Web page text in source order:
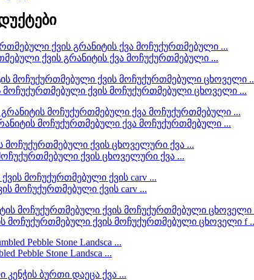
ქვის გრანიტის ქვა მოჩუქურთმებული ...
მოჩუქურთმებული ქვის მოჩუქურთმებული ცხოველი ...
მოჩუქურთმებული ქვა მოჩუქურთმებული ...
ქვის ცხოველური ქვა ...
მოჩუქურთმებული ქვის carv ...
მოჩუქურთმებული ქვის მოჩუქურთმებული ცხოველი f
Pebble Stone Landsca ...